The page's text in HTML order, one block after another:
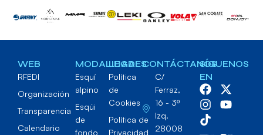
WEB
RFEDI
Organización
Transparencia
Calendario
MODALIDADES
Esquí
alpino
Esqúi
de
fondo
LEGAL
Política
de
Cookies
Política de
Privacidad
CONTÁCTANOS
C/
Ferraz,
16 - 3º
Izq.
28008
SÍGUENOS
EN